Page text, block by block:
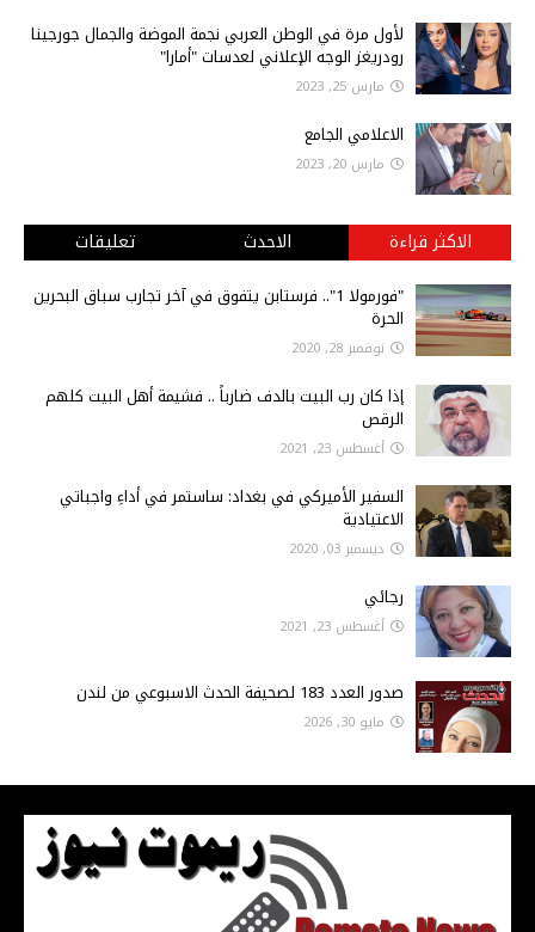
لأول مرة في الوطن العربي نجمة الموضة والجمال جورجينا
رودريغز الوجه الإعلاني لعدسات "أمارا"
مارس 25, 2023
الاعلامي الجامع
مارس 20, 2023
الاكثر قراءة الاحدث تعليقات
"فورمولا 1".. فرستابن يتفوق في آخر تجارب سباق البحرين
الحرة
نوفمبر 28, 2020
إذا كان رب البيت بالدف ضارباً .. فشيمة أهل البيت كلهم
الرقص
أغسطس 23, 2021
السفير الأميركي في بغداد: ساستمر في أداءِ واجباتي
الاعتيادية
ديسمبر 03, 2020
رجائي
أغسطس 23, 2021
صدور العدد 183 لصحيفة الحدث الاسبوعي من لندن
مايو 30, 2026